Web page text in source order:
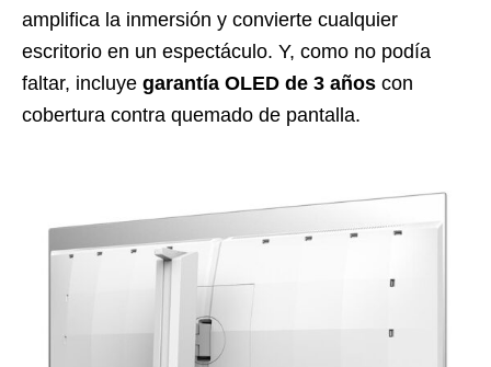
amplifica la inmersión y convierte cualquier
escritorio en un espectáculo. Y, como no podía
faltar, incluye garantía OLED de 3 años con
cobertura contra quemado de pantalla.